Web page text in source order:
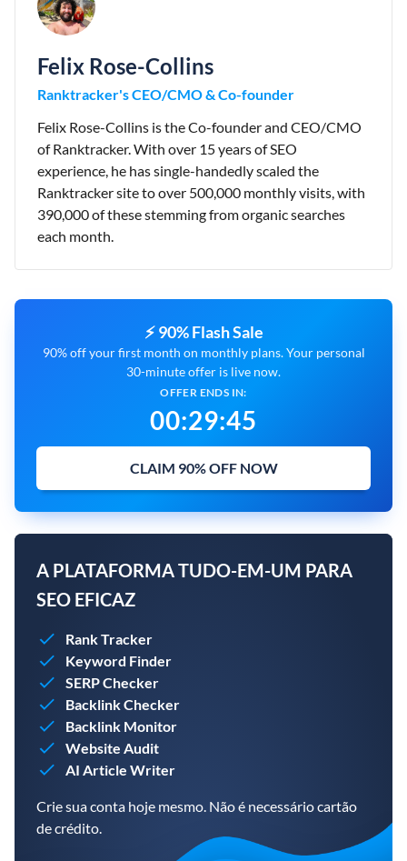
Felix Rose-Collins
Ranktracker's CEO/CMO & Co-founder
Felix Rose-Collins is the Co-founder and CEO/CMO
of Ranktracker. With over 15 years of SEO
experience, he has single-handedly scaled the
Ranktracker site to over 500,000 monthly visits, with
390,000 of these stemming from organic searches
each month.
⚡ 90% Flash Sale
90% off your first month on monthly plans. Your personal
30-minute offer is live now.
OFFER ENDS IN:
00:29:44
CLAIM 90% OFF NOW
A PLATAFORMA TUDO-EM-UM PARA
SEO EFICAZ
Rank Tracker
Keyword Finder
SERP Checker
Backlink Checker
Backlink Monitor
Website Audit
AI Article Writer
Crie sua conta hoje mesmo. Não é necessário cartão
de crédito.